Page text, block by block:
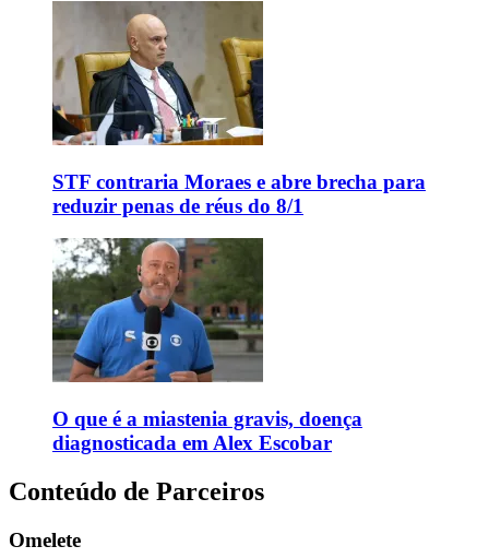
STF contraria Moraes e abre brecha para
reduzir penas de réus do 8/1
O que é a miastenia gravis, doença
diagnosticada em Alex Escobar
Conteúdo de Parceiros
Omelete